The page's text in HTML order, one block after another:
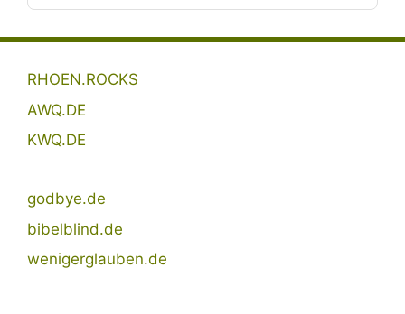
RHOEN.ROCKS
AWQ.DE
KWQ.DE
godbye.de
bibelblind.de
wenigerglauben.de